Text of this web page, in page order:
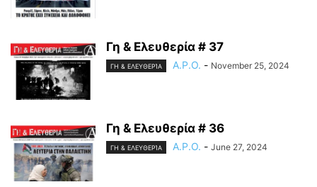
Γη & Ελευθερία # 37
ΓΗ & ΕΛΕΥΘΕΡΊΑ A.P.O. - November 25, 2024
Γη & Ελευθερία # 36
ΓΗ & ΕΛΕΥΘΕΡΊΑ A.P.O. - June 27, 2024